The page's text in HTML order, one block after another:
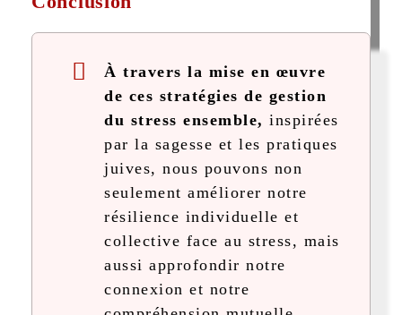
À travers la mise en œuvre
de ces stratégies de gestion
du stress ensemble, inspirées
par la sagesse et les pratiques
juives, nous pouvons non
seulement améliorer notre
résilience individuelle et
collective face au stress, mais
aussi approfondir notre
connexion et notre